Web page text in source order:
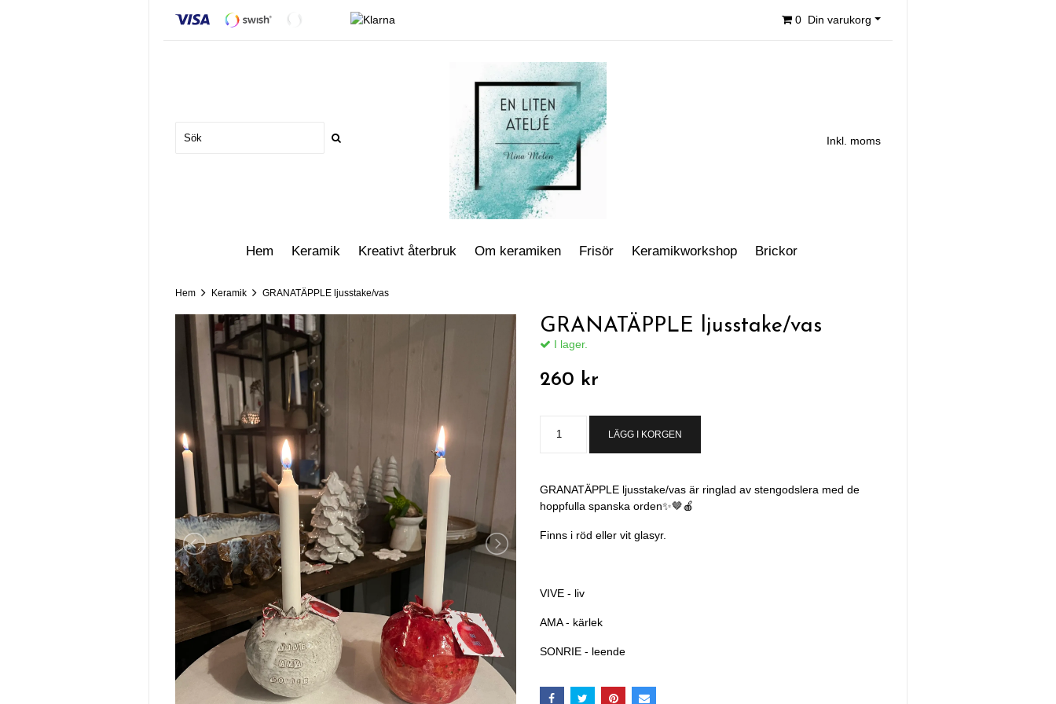
0 Din varukorg
Inkl. moms
Hem Keramik Kreativt återbruk Om keramiken Frisör Keramikworkshop Brickor
Hem Keramik GRANATÄPPLE ljusstake/vas
GRANATÄPPLE ljusstake/vas
I lager.
260 kr
LÄGG I KORGEN
GRANATÄPPLE ljusstake/vas är ringlad av stengodslera med de
hoppfulla spanska orden✨🤎🍎
Finns i röd eller vit glasyr.
VIVE - liv
AMA - kärlek
SONRIE - leende